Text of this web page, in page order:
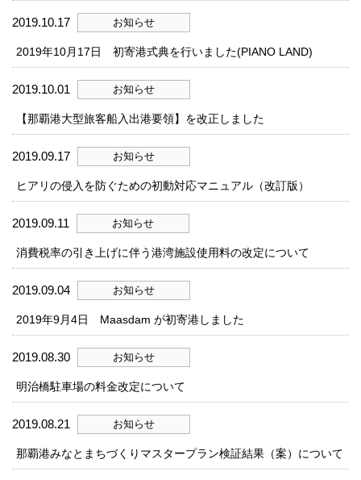
2019.10.17 お知らせ
2019年10月17日 初寄港式典を行いました(PIANO LAND)
2019.10.01 お知らせ
【那覇港大型旅客船入出港要領】を改正しました
2019.09.17 お知らせ
ヒアリの侵入を防ぐための初動対応マニュアル（改訂版）
2019.09.11 お知らせ
消費税率の引き上げに伴う港湾施設使用料の改定について
2019.09.04 お知らせ
2019年9月4日 Maasdam が初寄港しました
2019.08.30 お知らせ
明治橋駐車場の料金改定について
2019.08.21 お知らせ
那覇港みなとまちづくりマスタープラン検証結果（案）について